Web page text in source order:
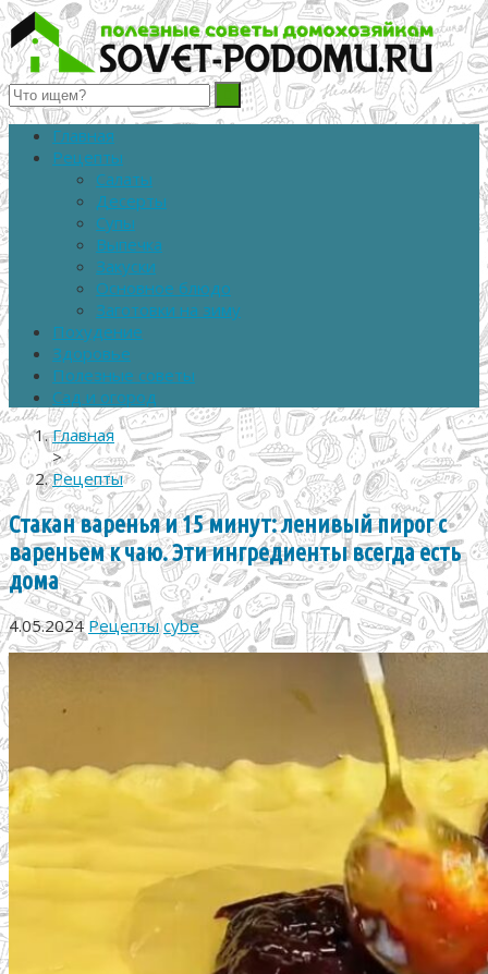
Полезные советы домохозяйкам
Главная
Рецепты
Салаты
Десерты
Супы
Выпечка
Закуски
Основное блюдо
Заготовки на зиму
Похудение
Здоровье
Полезные советы
Сад и огород
Главная
>
Рецепты
Стакан варенья и 15 минут: ленивый пирог с
вареньем к чаю. Эти ингредиенты всегда есть
дома
4.05.2024 Рецепты cybe